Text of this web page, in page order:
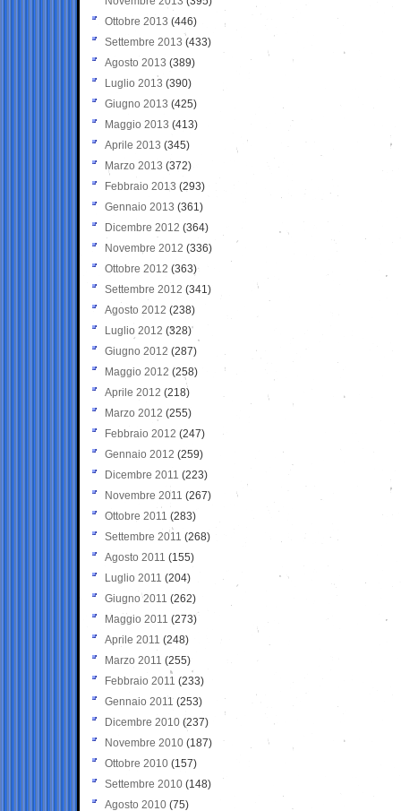
Ottobre 2013 (446)
Settembre 2013 (433)
Agosto 2013 (389)
Luglio 2013 (390)
Giugno 2013 (425)
Maggio 2013 (413)
Aprile 2013 (345)
Marzo 2013 (372)
Febbraio 2013 (293)
Gennaio 2013 (361)
Dicembre 2012 (364)
Novembre 2012 (336)
Ottobre 2012 (363)
Settembre 2012 (341)
Agosto 2012 (238)
Luglio 2012 (328)
Giugno 2012 (287)
Maggio 2012 (258)
Aprile 2012 (218)
Marzo 2012 (255)
Febbraio 2012 (247)
Gennaio 2012 (259)
Dicembre 2011 (223)
Novembre 2011 (267)
Ottobre 2011 (283)
Settembre 2011 (268)
Agosto 2011 (155)
Luglio 2011 (204)
Giugno 2011 (262)
Maggio 2011 (273)
Aprile 2011 (248)
Marzo 2011 (255)
Febbraio 2011 (233)
Gennaio 2011 (253)
Dicembre 2010 (237)
Novembre 2010 (187)
Ottobre 2010 (157)
Settembre 2010 (148)
Agosto 2010 (75)